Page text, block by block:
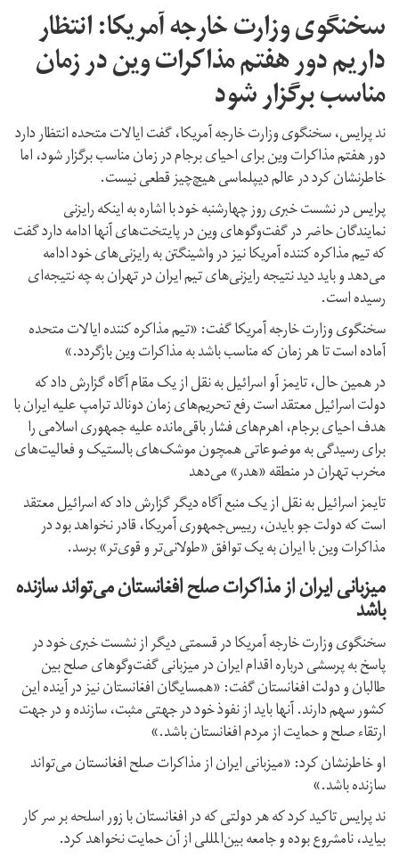
سخنگوی وزارت خارجه آمریکا: انتظار
داریم دور هفتم مذاکرات وین در زمان
مناسب برگزار شود
ند پرایس، سخنگوی وزارت خارجه آمریکا، گفت ایالات متحده انتظار دارد
دور هفتم مذاکرات وین برای احیای برجام در زمان مناسب برگزار شود، اما
خاطرنشان کرد در عالم دیپلماسی هیچ‌چیز قطعی نیست.
پرایس در نشست خبری روز چهارشنبه خود با اشاره به اینکه رایزنی
نمایندگان حاضر در گفت‌وگوهای وین در پایتخت‌های آنها ادامه دارد گفت
که تیم مذاکره کننده آمریکا نیز در واشینگتن به رایزنی‌های خود ادامه
می‌دهد و باید دید نتیجه رایزنی‌های تیم ایران در تهران به چه نتیجه‌ای
رسیده است.
سخنگوی وزارت خارجه آمریکا گفت: «تیم مذاکره کننده ایالات متحده
آماده است تا هر زمان که مناسب باشد به مذاکرات وین بازگردد.»
در همین حال، تایمز آو اسرائیل به نقل از یک مقام آگاه گزارش داد که
دولت اسرائیل معتقد است رفع تحریم‌های زمان دونالد ترامپ علیه ایران با
هدف احیای برجام، اهرم‌های فشار باقی‌مانده علیه جمهوری اسلامی را
برای رسیدگی به موضوعاتی همچون موشک‌های بالستیک و فعالیت‌های
مخرب تهران در منطقه «هدر» می‌دهد
تایمز اسرائیل به نقل از یک منبع آگاه دیگر گزارش داد که اسرائیل معتقد
است که دولت جو بایدن، رییس‌جمهوری آمریکا، قادر نخواهد بود در
مذاکرات وین با ایران به یک توافق «طولانی‌تر و قوی‌تر» برسد.
میزبانی ایران از مذاکرات صلح افغانستان می‌تواند سازنده
باشد
سخنگوی وزارت خارجه آمریکا در قسمتی دیگر از نشست خبری خود در
پاسخ به پرسشی درباره اقدام ایران در میزبانی گفت‌وگوهای صلح بین
طالبان و دولت افغانستان گفت: «همسایگان افغانستان نیز در آینده این
کشور سهم دارند. آنها باید از نفوذ خود در جهتی مثبت، سازنده و در جهت
ارتقاء صلح و حمایت از مردم افغانستان باشد.»
او خاطرنشان کرد: «میزبانی ایران از مذاکرات صلح افغانستان می‌تواند
سازنده باشد.»
ند پرایس تاکید کرد که هر دولتی که در افغانستان با زور اسلحه بر سر کار
بیاید، نامشروع بوده و جامعه بین‌المللی از آن حمایت نخواهد کرد.